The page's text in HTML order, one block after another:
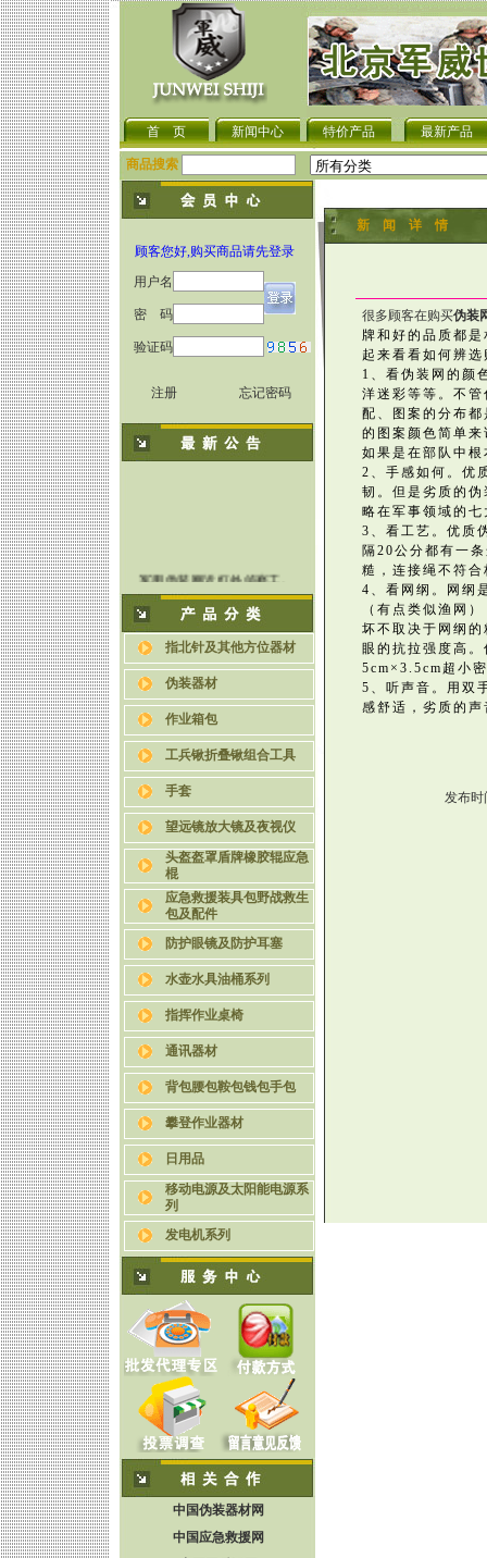
首 页 新闻中心 特价产品 最新产品
商品搜索
顾客您好,购买商品请先登录
用户名
密 码
验证码
注册 忘记密码
关于伪装网的种类与功能.
教你五招辨认伪装网的好.
使用伪装网时为何要将其.
伪装网的军事意义
六种迷彩伪装网的制作方.
指北针及其他方位器材
伪装器材
作业箱包
工兵锹折叠锹组合工具
手套
望远镜放大镜及夜视仪
头盔盔罩盾牌橡胶辊应急
棍
应急救援装具包野战救生
包及配件
防护眼镜及防护耳塞
水壶水具油桶系列
指挥作业桌椅
通讯器材
背包腰包鞍包钱包手包
攀登作业器材
日用品
移动电源及太阳能电源系
列
发电机系列
中国伪装器材网
中国应急救援网
新 闻 详 情
很多顾客在购买伪装
牌和好的品质都
起来看看如何辨
1、看伪装网的颜
洋迷彩等等。不
配、图案的分布
的图案颜色简单
如果是在部队中
2、手感如何。优
韧。但是劣质的
略在军事领域的七
3、看工艺。优质
隔20公分都有一
糙，连接绳不符合
4、看网纲。网纲
（有点类似渔网
坏不取决于网纲
眼的抗拉强度高
5cm×3.5cm超小
5、听声音。用双
感舒适，劣质的
发布时